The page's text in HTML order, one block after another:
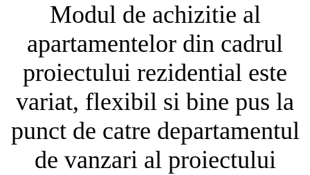
Modul de achizitie al
apartamentelor din cadrul
proiectului rezidential este
variat, flexibil si bine pus la
punct de catre departamentul
de vanzari al proiectului